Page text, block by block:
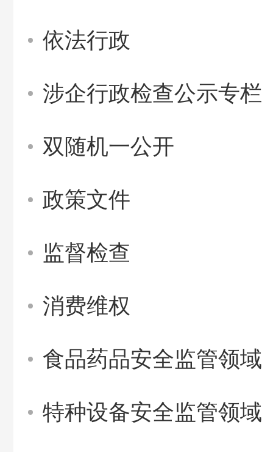
依法行政
涉企行政检查公示专栏
双随机一公开
政策文件
监督检查
消费维权
食品药品安全监管领域
特种设备安全监管领域